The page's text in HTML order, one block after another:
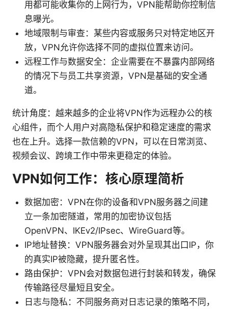
用都可能收集你的上网行为，VPN能帮助你控制信
息曝光。
地域限制与审查：某些内容或服务只对特定地区开
放，VPN允许你选择不同的虚拟位置来访问。
远程工作与数据安全：企业需要在不暴露内部网络
的情况下与员工共享资源，VPN是基础的安全通
道。
统计角度：越来越多的企业将VPN作为远程办公的核
心组件，而个人用户对高隐私保护和稳定速度的需求
也在上升。选择一款信赖的VPN，可以在日常浏览、
视频会议、跨境工作中带来更稳定的体验。
VPN如何工作：核心原理简析
数据加密：VPN在你的设备和VPN服务器之间建
立一条加密隧道，常用的加密协议包括
OpenVPN、IKEv2/IPsec、WireGuard等。
IP地址替换：VPN服务器会对外呈现其出口IP，你
的真实IP被隐藏，提升匿名性。
路由保护：VPN会对数据包进行封装和转发，确保
传输路径尽量短且安全。
日志与隐私：不同服务商对日志记录的策略不同，